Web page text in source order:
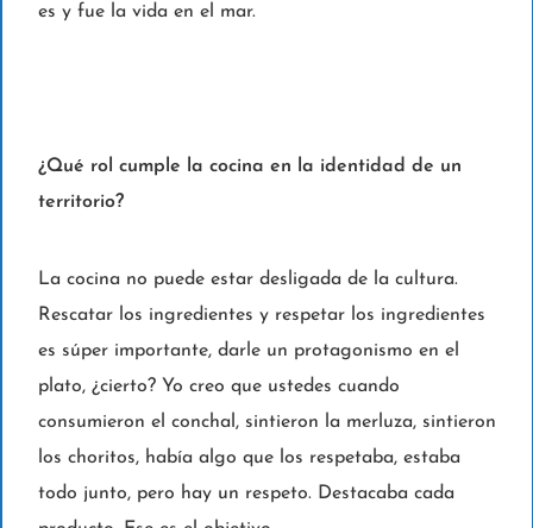
es y fue la vida en el mar.
¿Qué rol cumple la cocina en la identidad de un
territorio?
La cocina no puede estar desligada de la cultura.
Rescatar los ingredientes y respetar los ingredientes
es súper importante, darle un protagonismo en el
plato, ¿cierto? Yo creo que ustedes cuando
consumieron el conchal, sintieron la merluza, sintieron
los choritos, había algo que los respetaba, estaba
todo junto, pero hay un respeto. Destacaba cada